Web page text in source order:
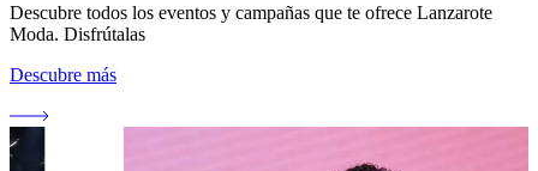
Descubre todos los eventos y campañas que te ofrece Lanzarote
Moda. Disfrútalas
Descubre más